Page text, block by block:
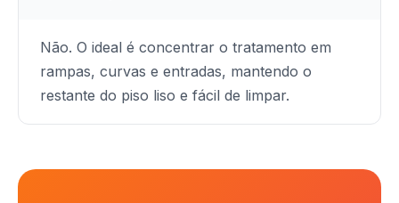
Não. O ideal é concentrar o tratamento em
rampas, curvas e entradas, mantendo o
restante do piso liso e fácil de limpar.